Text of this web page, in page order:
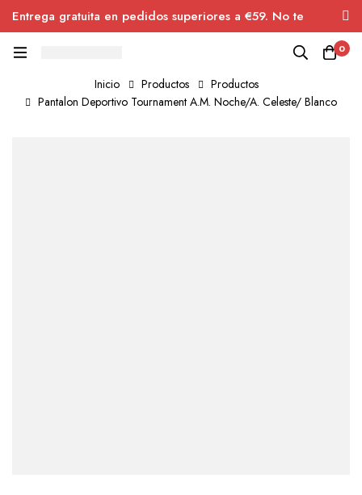
Entrega gratuita en pedidos superiores a €59. No te
pierdas el descuento.
0
Inicio Productos
Productos
Pantalon Deportivo Tournament A.M. Noche/A. Celeste/ Blanco